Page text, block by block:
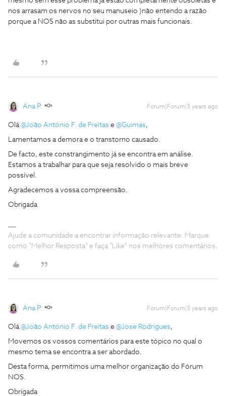
nos arrasam os nervos no seu manuseio )não entendo a razão
porque a NOS não as substitui por outras mais funcionais.
Ana P. Forum|Forum|5 years ago
Olá@João António F. de Freitas e @Guimas,
Lamentamos a demora e o transtorno causado.
De facto, este constrangimento já se encontra em análise.
Estamos a trabalhar para que seja resolvido o mais breve
possível.
Agradecemos a vossa compreensão.
Obrigada
Ajude a comunidade a encontrar informação relevante. Marque
como "Melhor Resposta" e faça "Like" nos melhores comentários.
Ana P. Forum|Forum|5 years ago
Olá@João António F. de Freitas e @Jose Rodrigues,
Movemos os vossos comentários para este tópico no qual o
mesmo tema se encontra a ser abordado.
Desta forma, permitimos uma melhor organização do Fórum
NOS.
Obrigada